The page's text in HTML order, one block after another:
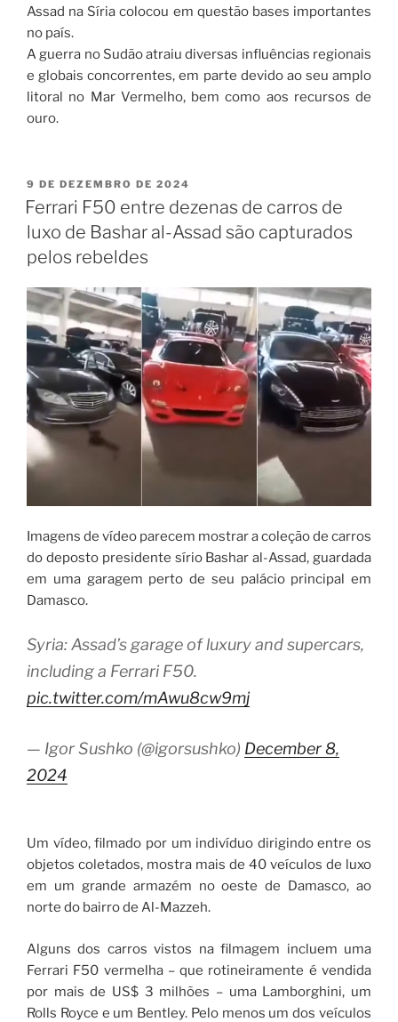
Assad na Síria colocou em questão bases importantes
no país.
A guerra no Sudão atraiu diversas influências regionais
e globais concorrentes, em parte devido ao seu amplo
litoral no Mar Vermelho, bem como aos recursos de
ouro.
9 DE DEZEMBRO DE 2024
Ferrari F50 entre dezenas de carros de
luxo de Bashar al-Assad são capturados
pelos rebeldes
Imagens de vídeo parecem mostrar a coleção de carros
do deposto presidente sírio Bashar al-Assad, guardada
em uma garagem perto de seu palácio principal em
Damasco.
Syria: Assad’s garage of luxury and supercars,
including a Ferrari F50.
pic.twitter.com/mAwu8cw9mj
— Igor Sushko (@igorsushko) December 8,
2024
Um vídeo, filmado por um indivíduo dirigindo entre os
objetos coletados, mostra mais de 40 veículos de luxo
em um grande armazém no oeste de Damasco, ao
norte do bairro de Al-Mazzeh.
Alguns dos carros vistos na filmagem incluem uma
Ferrari F50 vermelha – que rotineiramente é vendida
por mais de US$ 3 milhões – uma Lamborghini, um
Rolls Royce e um Bentley. Pelo menos um dos veículos